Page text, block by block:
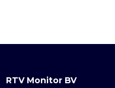
RTV Monitor BV